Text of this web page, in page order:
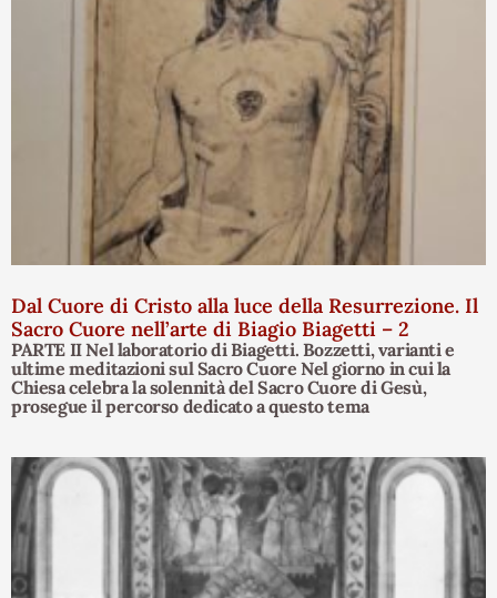
Dal Cuore di Cristo alla luce della Resurrezione. Il
Sacro Cuore nell’arte di Biagio Biagetti – 2
PARTE II Nel laboratorio di Biagetti. Bozzetti, varianti e
ultime meditazioni sul Sacro Cuore Nel giorno in cui la
Chiesa celebra la solennità del Sacro Cuore di Gesù,
prosegue il percorso dedicato a questo tema